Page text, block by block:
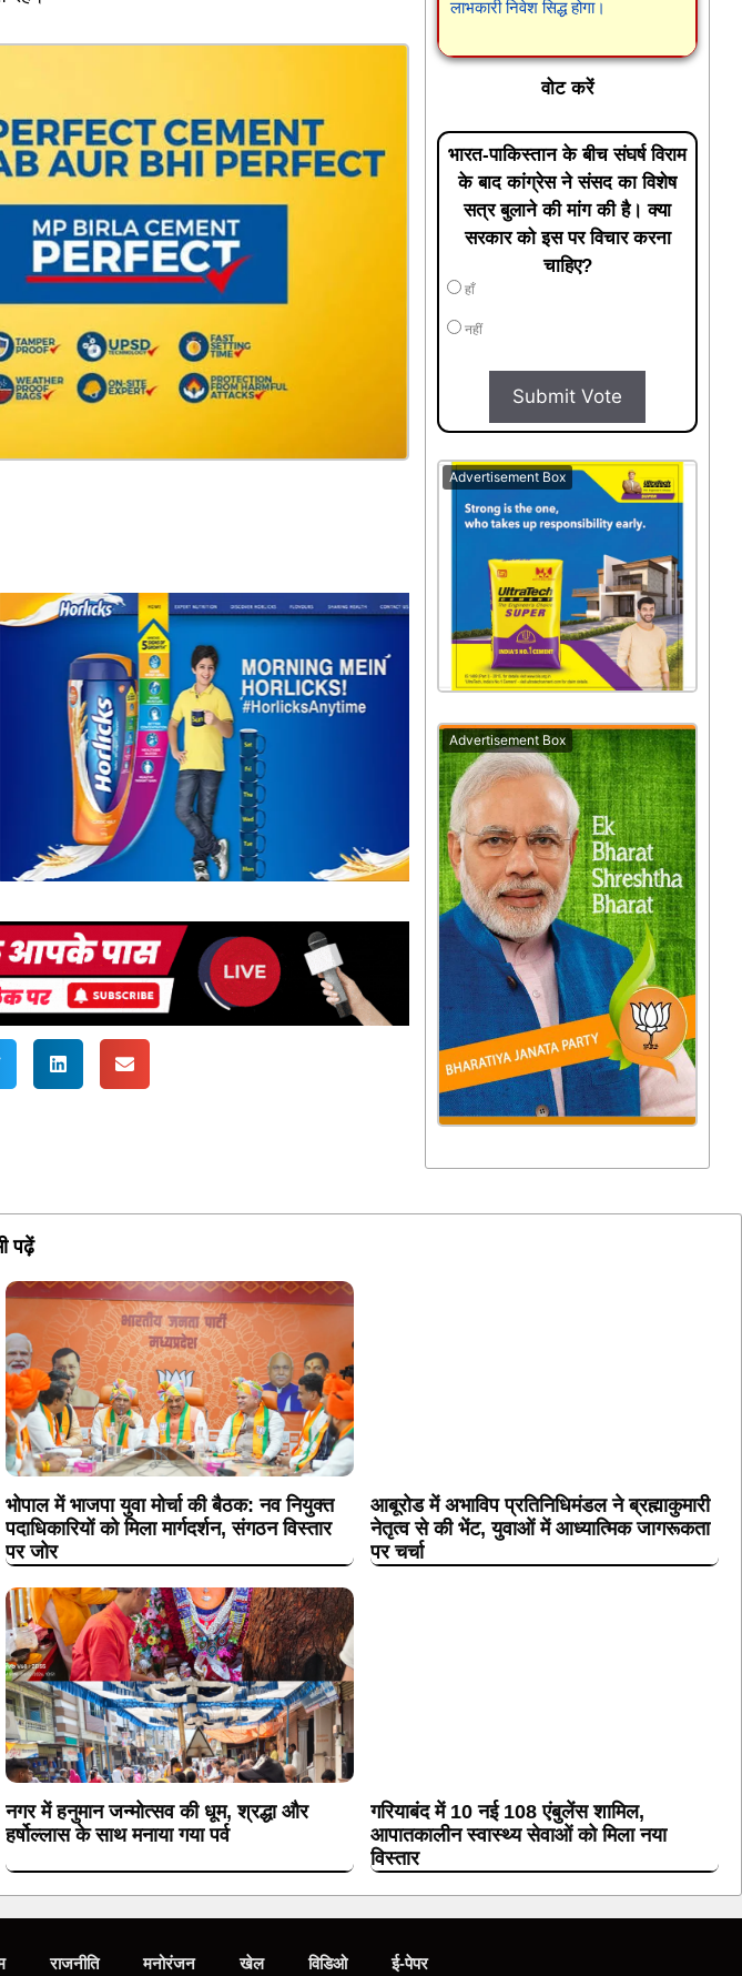
लाभकारी निवेश सिद्ध होगा।
वोट करें
भारत-पाकिस्तान के बीच संघर्ष विराम
के बाद कांग्रेस ने संसद का विशेष
सत्र बुलाने की मांग की है। क्या
सरकार को इस पर विचार करना
चाहिए?
हाँ
नहीं
Submit Vote
Advertisement Box
Advertisement Box
पढ़ें
भोपाल में भाजपा युवा मोर्चा की बैठक: नव नियुक्त
पदाधिकारियों को मिला मार्गदर्शन, संगठन विस्तार
पर जोर
आबूरोड में अभाविप प्रतिनिधिमंडल ने ब्रह्माकुमारी
नेतृत्व से की भेंट, युवाओं में आध्यात्मिक जागरूकता
पर चर्चा
नगर में हनुमान जन्मोत्सव की धूम, श्रद्धा और
हर्षोल्लास के साथ मनाया गया पर्व
गरियाबंद में 10 नई 108 एंबुलेंस शामिल,
आपातकालीन स्वास्थ्य सेवाओं को मिला नया
विस्तार
राजनीति मनोरंजन खेल विडिओ ई-पेपर